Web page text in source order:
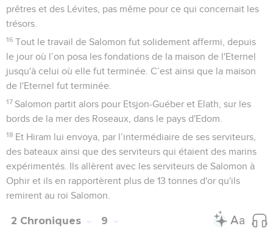
prêtres et des Lévites, pas même pour ce qui concernait les
trésors.
16 Tout le travail de Salomon fut solidement affermi, depuis
le jour où l’on posa les fondations de la maison de l'Eternel
jusqu'à celui où elle fut terminée. C’est ainsi que la maison
de l'Eternel fut terminée.
17 Salomon partit alors pour Etsjon-Guéber et Elath, sur les
bords de la mer des Roseaux, dans le pays d'Edom.
18 Et Hiram lui envoya, par l’intermédiaire de ses serviteurs,
des bateaux ainsi que des serviteurs qui étaient des marins
expérimentés. Ils allèrent avec les serviteurs de Salomon à
Ophir et ils en rapportèrent plus de 13 tonnes d'or qu'ils
remirent au roi Salomon.
2 Chroniques 9